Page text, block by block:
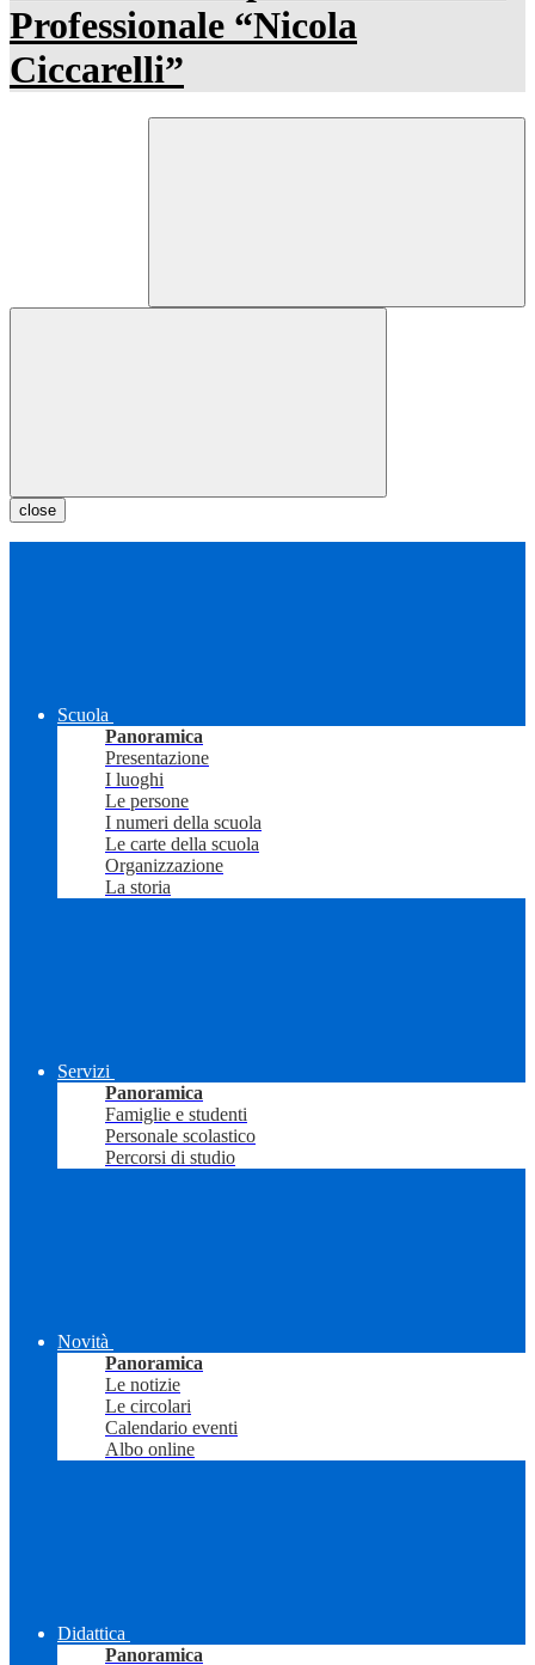
close
Scuola
Panoramica
Presentazione
I luoghi
Le persone
I numeri della scuola
Le carte della scuola
Organizzazione
La storia
Servizi
Panoramica
Famiglie e studenti
Personale scolastico
Percorsi di studio
Novità
Panoramica
Le notizie
Le circolari
Calendario eventi
Albo online
Didattica
Panoramica